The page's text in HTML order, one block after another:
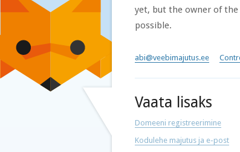
yet, but the owner of
possible.
abi@veebimajutus.ee
Vaata lisaks
Domeeni registreerimine
Kodulehe majutus ja e-post